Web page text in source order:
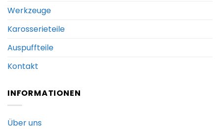
Werkzeuge
Karosserieteile
Auspuffteile
Kontakt
INFORMATIONEN
Über uns